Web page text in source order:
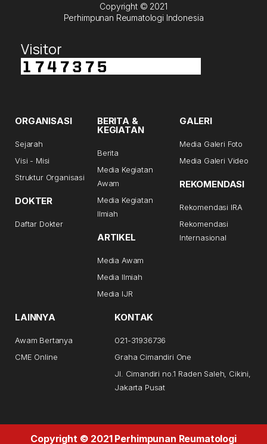
Copyright © 2021
Perhimpunan Reumatologi Indonesia
Visitor
ORGANISASI
Sejarah
Visi - Misi
Struktur Organisasi
DOKTER
Daftar Dokter
BERITA &
KEGIATAN
Berita
Media Kegiatan
Awam
Media Kegiatan
Ilmiah
ARTIKEL
Media Awam
Media Ilmiah
Media IJR
GALERI
Media Galeri Foto
Media Galeri Video
REKOMENDASI
Rekomendasi IRA
Rekomendasi
Internasional
LAINNYA
Awam Bertanya
CME Online
KONTAK
021-31936736
Graha Cimandiri One
Jl. Cimandiri no.1 Raden Saleh, Cikini,
Jakarta Pusat
Copyright © 2021 Perhimpunan Reumatologi